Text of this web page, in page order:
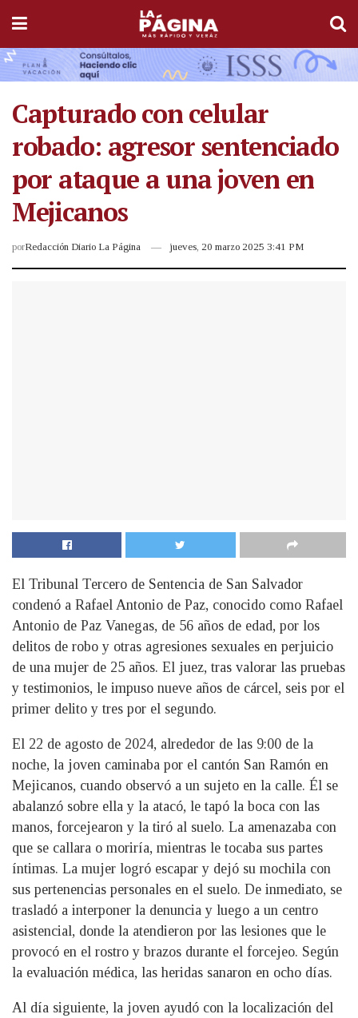
Capturado con celular
robado: agresor sentenciado
por ataque a una joven en
Mejicanos
porRedacción Diario La Página jueves, 20 marzo 2025 3:41 PM
El Tribunal Tercero de Sentencia de San Salvador
condenó a Rafael Antonio de Paz, conocido como Rafael
Antonio de Paz Vanegas, de 56 años de edad, por los
delitos de robo y otras agresiones sexuales en perjuicio
de una mujer de 25 años. El juez, tras valorar las pruebas
y testimonios, le impuso nueve años de cárcel, seis por el
primer delito y tres por el segundo.
El 22 de agosto de 2024, alrededor de las 9:00 de la
noche, la joven caminaba por el cantón San Ramón en
Mejicanos, cuando observó a un sujeto en la calle. Él se
abalanzó sobre ella y la atacó, le tapó la boca con las
manos, forcejearon y la tiró al suelo. La amenazaba con
que se callara o moriría, mientras le tocaba sus partes
íntimas. La mujer logró escapar y dejó su mochila con
sus pertenencias personales en el suelo. De inmediato, se
trasladó a interponer la denuncia y luego a un centro
asistencial, donde la atendieron por las lesiones que le
provocó en el rostro y brazos durante el forcejeo. Según
la evaluación médica, las heridas sanaron en ocho días.
Al día siguiente, la joven ayudó con la localización del